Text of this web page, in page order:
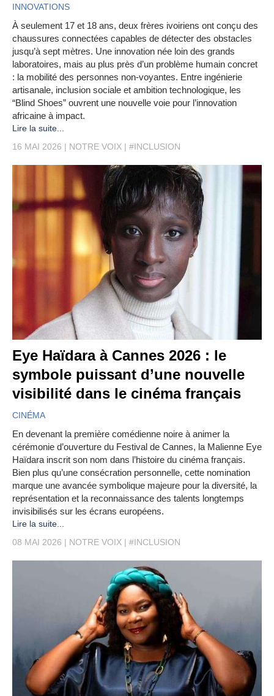
INNOVATIONS
À seulement 17 et 18 ans, deux frères ivoiriens ont conçu des
chaussures connectées capables de détecter des obstacles
jusqu’à sept mètres. Une innovation née loin des grands
laboratoires, mais au plus près d’un problème humain concret
: la mobilité des personnes non-voyantes. Entre ingénierie
artisanale, inclusion sociale et ambition technologique, les
“Blind Shoes” ouvrent une nouvelle voie pour l’innovation
africaine à impact.
Lire la suite...
16 MAI 2026
NOTRE VOIX #INCLUSION
Eye Haïdara à Cannes 2026 : le
symbole puissant d’une nouvelle
visibilité dans le cinéma français
CINÉMA
En devenant la première comédienne noire à animer la
cérémonie d’ouverture du Festival de Cannes, la Malienne Eye
Haïdara inscrit son nom dans l’histoire du cinéma français.
Bien plus qu’une consécration personnelle, cette nomination
marque une avancée symbolique majeure pour la diversité, la
représentation et la reconnaissance des talents longtemps
invisibilisés sur les écrans européens.
Lire la suite...
08 MAI 2026
NOTRE VOIX #INCLUSION